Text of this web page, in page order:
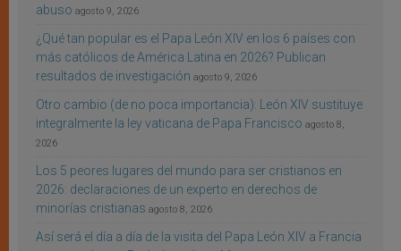
abuso agosto 9, 2026
¿Qué tan popular es el Papa León XIV en los 6 países con
más católicos de América Latina en 2026? Publican
resultados de investigación agosto 9, 2026
Otro cambio (de no poca importancia): León XIV sustituye
integralmente la ley vaticana de Papa Francisco agosto 8,
2026
Los 5 peores lugares del mundo para ser cristianos en
2026: declaraciones de un experto en derechos de
minorías cristianas agosto 8, 2026
Así será el día a día de la visita del Papa León XIV a Francia